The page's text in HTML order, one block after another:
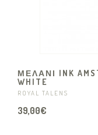
ΜΕΛΑΝΙ INK
WHITE
ROYAL TALENS
39,00€